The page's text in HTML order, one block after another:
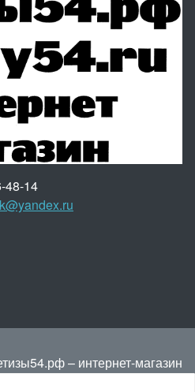
48-14
– интернет-магазин